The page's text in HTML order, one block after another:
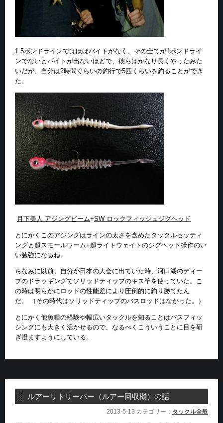
1.5ポンドラインではほぼバイトがなく、その全てが1ポンドライ
ンでないとバイトが出ないほどで、彼らはかなり長くやったみた
いだが、自分は2時間ぐらいの釣行で5匹くらいを釣ることができ
た。
月下美人 アジングビーム+SW ロックフィッシュジグヘッド
とにかくこのアジングはラインの太さを含めたタックルセッティ
ングと超スモールワーム+超ライトウェイトのジグヘッド操作のい
い勉強になるね。
ちなみに以前、自分が日本の大会に出ていた時、河口湖のディー
プのドラッギングでソリッドティップのキス竿を使っていた。こ
の時は明らかにロッドの性能差により圧倒的に釣り勝てたん
だ。 （その時代はソリッドティップのバスロッドはなかった。）
とにかく他魚種の経験や幅広いタックルを知ることはバスフィッ
シングにも大きく活かせるので、なるべくこういうことに目を研
ぎ澄ますようにしている。
ルアーリトリーバー（ルアー回収機）の話
2013-5-13 カテゴリー： タックル全般